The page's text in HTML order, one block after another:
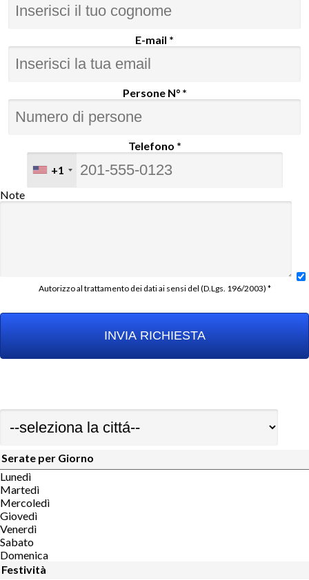
E-mail *
Persone N° *
Telefono *
+1
Note
Autorizzo al trattamento dei dati ai sensi del (D.Lgs. 196/2003) *
Serate per Giorno
Lunedì
Martedì
Mercoledì
Giovedì
Venerdì
Sabato
Domenica
Festività